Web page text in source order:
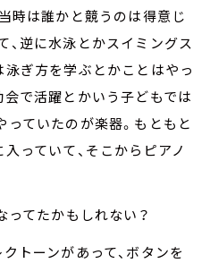
時は誰かと競うのは得意じ
、逆に水泳とかスイミングス
泳ぎ方を学ぶとかことはやっ
会で活躍とかいう子どもでは
っていたのが楽器。もともと
っていて、そこからピアノ
ってたかもしれない？
トーンがあって、ボタンを